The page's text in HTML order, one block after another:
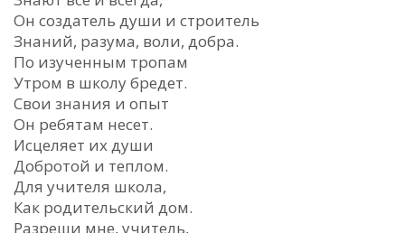
Он создатель души и строитель
Знаний, разума, воли, добра.
По изученным тропам
Утром в школу бредет.
Свои знания и опыт
Он ребятам несет.
Исцеляет их души
Добротой и теплом.
Для учителя школа,
Как родительский дом.
Разреши мне, учитель,